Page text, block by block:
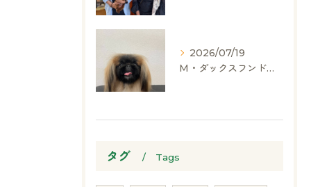
2026/07/19
M・ダックスフンド、ヨークシャーテリア、ペキニーズ、ポメラニアン
タグ Tags